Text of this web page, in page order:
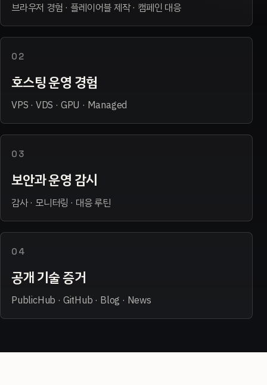
브라우저 경험 · 플레이어블 제작 · 캠페인 대응
02
호스팅 운영 경험
VPS · VDS · GPU · Managed
03
보안과 운영 감시
감사 · 모니터링 · 대응 루틴
04
공개 기술 증거
PublicHub · GitHub · Blog · News